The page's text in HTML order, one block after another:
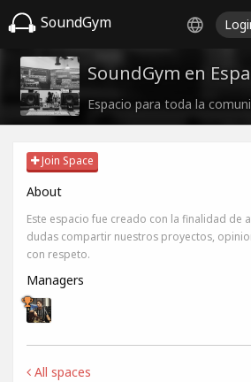
SoundGym
SoundGym en
Espacio para toda la
Join Space
About
Este espacio fue creado con la finalidad de
dudas compartir nuestros proyectos,
con respeto.
Managers
All spaces